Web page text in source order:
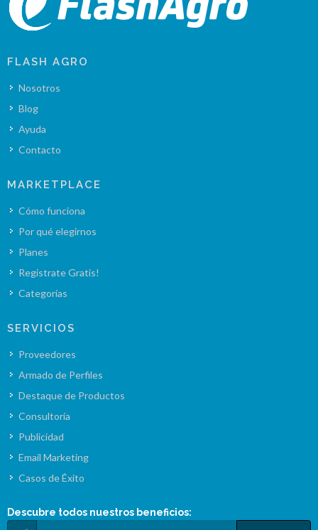
FLASH AGRO
Nosotros
Blog
Ayuda
Contacto
MARKETPLACE
Cómo funciona
Por qué elegirnos
Planes
Registrate Gratis!
Categorías
SERVICIOS
Proveedores
Armado de Perfiles
Destaque de Productos
Consultoría
Publicidad
Email Marketing
Casos de Éxito
Descubre todos nuestros beneficios: